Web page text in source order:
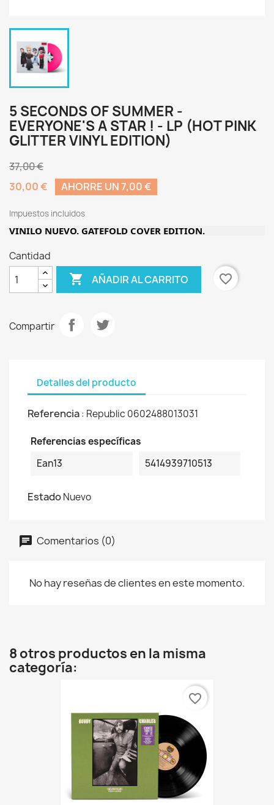
5 SECONDS OF SUMMER -
EVERYONE'S A STAR ! - LP (HOT PINK
GLITTER VINYL EDITION)
37,00 €
30,00 €
AHORRE UN 7,00 €
Impuestos incluidos
VINILO NUEVO. GATEFOLD COVER EDITION.
Cantidad
 AÑADIR AL CARRITO favorite_border
Compartir
Detalles del producto
Referencia: Republic 0602488013031
Referencias específicas
Ean13
5414939710513
EstadoNuevo
Comentarios (0)
No hay reseñas de clientes en este momento.
8 otros productos en la misma
categoría:
favorite_border